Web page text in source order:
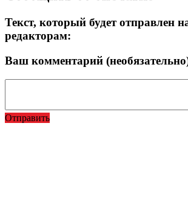
Текст, который будет отправлен
редакторам:
Ваш комментарий
Отправить